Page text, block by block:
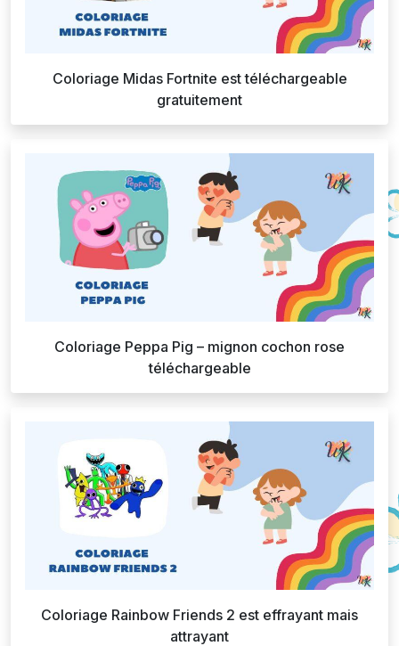
Coloriage Midas Fortnite est téléchargeable
gratuitement
Coloriage Peppa Pig – mignon cochon rose
téléchargeable
Coloriage Rainbow Friends 2 est effrayant mais
attrayant